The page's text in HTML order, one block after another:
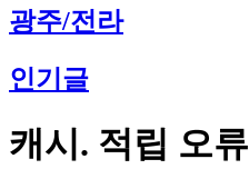
광주/전라
인기글
캐시. 적립 오류